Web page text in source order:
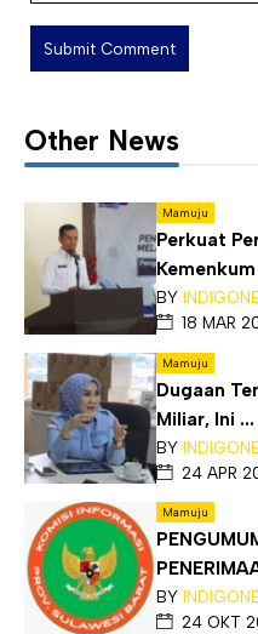
Other News
Mamuju
Perkuat
Kemenkum
BY
18 MAR
Mamuju
Dugaan
Miliar, Ini ...
BY
24 APR
Mamuju
BY
24 OKT